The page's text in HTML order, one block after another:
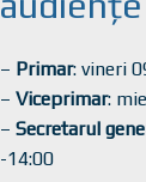
– Primar: vineri
–Viceprimar:
–Secretarul
-14:00